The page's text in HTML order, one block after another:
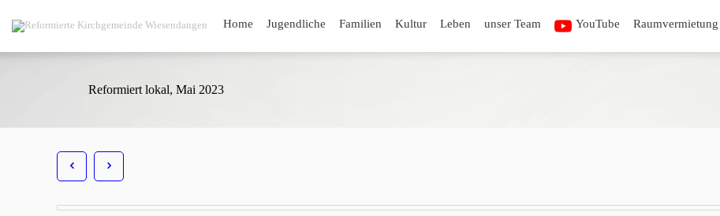
Home Jugendliche Familien Kultur Leben unser Team YouTube Raumvermietung
Reformiert lokal, Mai 2023